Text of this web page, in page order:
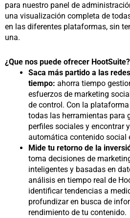
para nuestro panel de
una visualización completa de
en las diferentes plataformas, sin
una.
¿Que nos puede ofrecer HootSuite?
Saca más partido a las
tiempo: ahorra tiempo
esfuerzos de marketing
de control. Con la
todas las herramientas para
perfiles sociales y encontrar
automática contenido social
Mide tu retorno de la
toma decisiones de
inteligentes y basadas en
análisis en tiempo real de
identificar tendencias a
profundizar en busca de
rendimiento de tu contenido.